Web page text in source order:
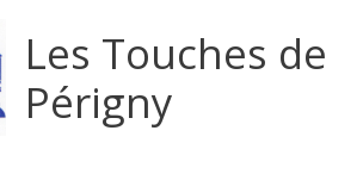
Les Touches de
Périgny